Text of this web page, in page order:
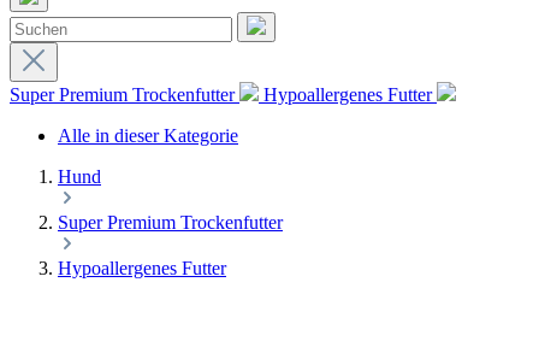
Super Premium Trockenfutter
Hypoallergenes Futter
Alle in dieser Kategorie
Hund
Super Premium Trockenfutter
Hypoallergenes Futter